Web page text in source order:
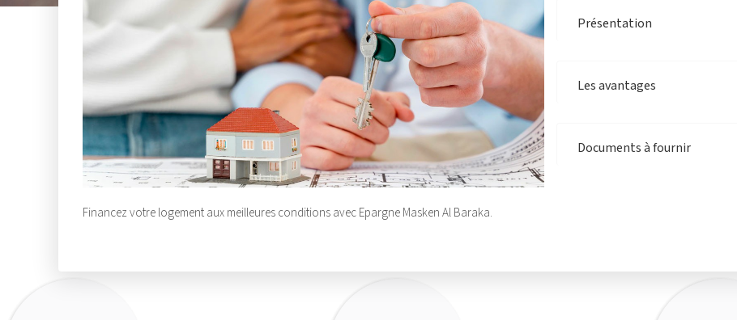
Financez votre logement aux meilleures conditions avec Epargne Masken Al Baraka.
Présentation
Les avantages
Documents à fournir